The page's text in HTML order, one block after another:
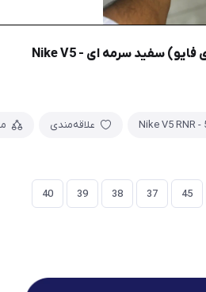
کتونی نایک وی 5 (نایک وی فایو) سفید سرمه ای - Nike V5
علاقه‌مندی
45
37
38
39
40